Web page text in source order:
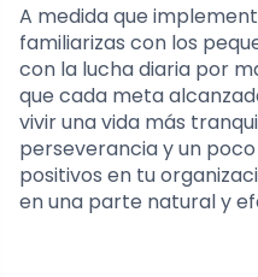
A medida que
familiarizas con los
con la lucha diaria por
que cada meta
vivir una vida más
perseverancia y un
positivos en tu
en una parte natural y